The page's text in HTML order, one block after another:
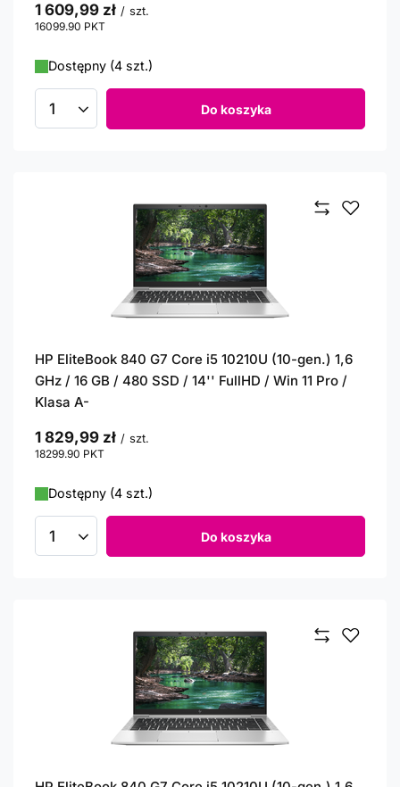
1 609,99 zł / szt.
16099.90 PKT
Dostępny (4 szt.)
Ilość produktów Do koszyka
HP EliteBook 840 G7 Core i5 10210U (10-gen.) 1,6
GHz / 16 GB / 480 SSD / 14'' FullHD / Win 11 Pro /
Klasa A-
1 829,99 zł / szt.
18299.90 PKT
Dostępny (4 szt.)
Ilość produktów Do koszyka